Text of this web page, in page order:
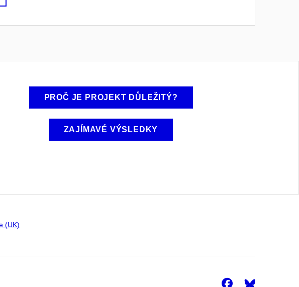
PROČ JE PROJEKT DŮLEŽITÝ?
ZAJÍMAVÉ VÝSLEDKY
(UK)
Facebook